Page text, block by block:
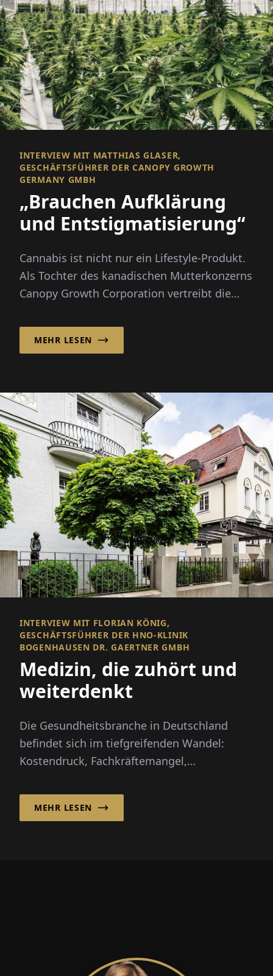
INTERVIEW MIT MATTHIAS GLASER,
GESCHÄFTSFÜHRER DER CANOPY GROWTH
GERMANY GMBH
„Brauchen Aufklärung
und Entstigmatisierung“
Cannabis ist nicht nur ein Lifestyle-Produkt.
Als Tochter des kanadischen Mutterkonzerns
Canopy Growth Corporation vertreibt die
MEHR LESEN
INTERVIEW MIT FLORIAN KÖNIG,
GESCHÄFTSFÜHRER DER HNO-KLINIK
BOGENHAUSEN DR. GAERTNER GMBH
Medizin, die zuhört und
weiterdenkt
Die Gesundheitsbranche in Deutschland
befindet sich im tiefgreifenden Wandel:
Kostendruck, Fachkräftemangel,
st...
MEHR LESEN